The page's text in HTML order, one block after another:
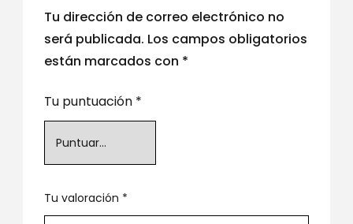
Tu dirección de correo electrónico no
será publicada. Los campos obligatorios
están marcados con *
Tu puntuación *
Tu valoración *